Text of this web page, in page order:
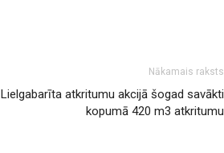
Nākamais raksts
Lielgabarīta atkritumu akcijā šogad savākti
kopumā 420 m3 atkritumu